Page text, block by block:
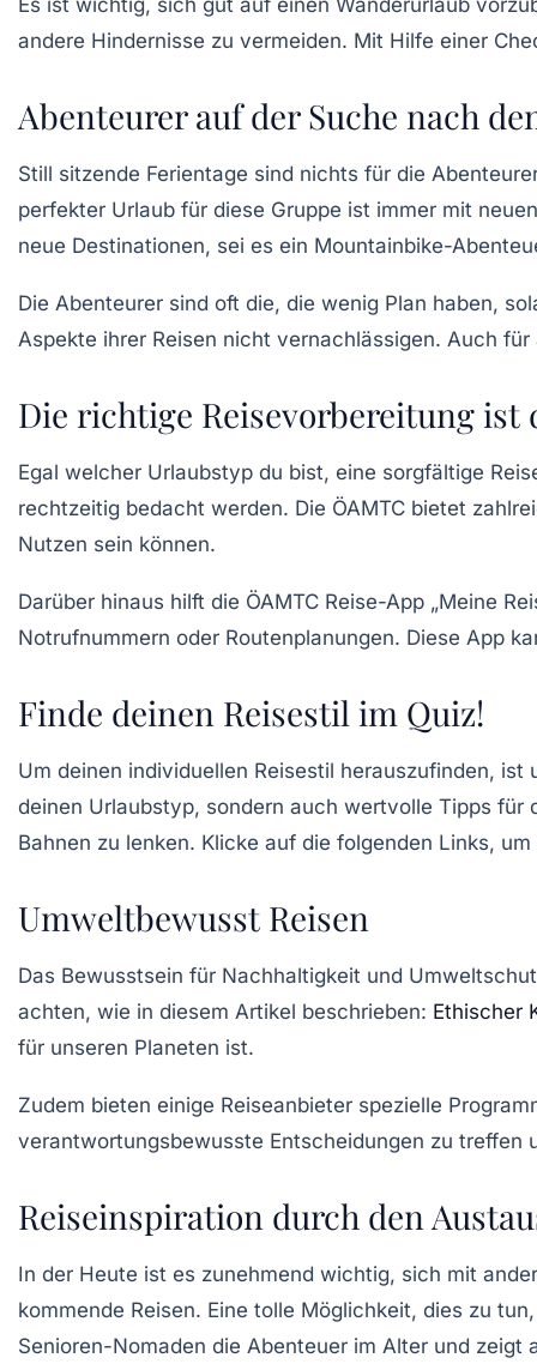
Es ist wichtig, sich gut auf einen Wanderurlaub
andere Hindernisse zu vermeiden. Mit Hilfe einer
Abenteurer auf der Suche nach
Still sitzende Ferientage sind nichts für die
perfekter Urlaub für diese Gruppe ist immer mit
neue Destinationen, sei es ein Mountainbike-
Die Abenteurer sind oft die, die wenig Plan haben,
Aspekte ihrer Reisen nicht vernachlässigen. Auch
Die richtige Reisevorbereitung ist
Egal welcher Urlaubstyp du bist, eine sorgfältige
rechtzeitig bedacht werden. Die ÖAMTC bietet
Nutzen sein können.
Darüber hinaus hilft die ÖAMTC Reise-App „Meine
Notrufnummern oder Routenplanungen. Diese App
Finde deinen Reisestil im Quiz!
Um deinen individuellen Reisestil herauszufinden, ist
deinen Urlaubstyp, sondern auch wertvolle Tipps
Bahnen zu lenken. Klicke auf die folgenden Links,
Umweltbewusst Reisen
Das Bewusstsein für Nachhaltigkeit und
achten, wie in diesem Artikel beschrieben: Ethischer
für unseren Planeten ist.
Zudem bieten einige Reiseanbieter spezielle
verantwortungsbewusste Entscheidungen zu treffen
Reiseinspiration durch den
In der Heute ist es zunehmend wichtig, sich mit
kommende Reisen. Eine tolle Möglichkeit, dies zu
Senioren-Nomaden die Abenteuer im Alter und zeigt